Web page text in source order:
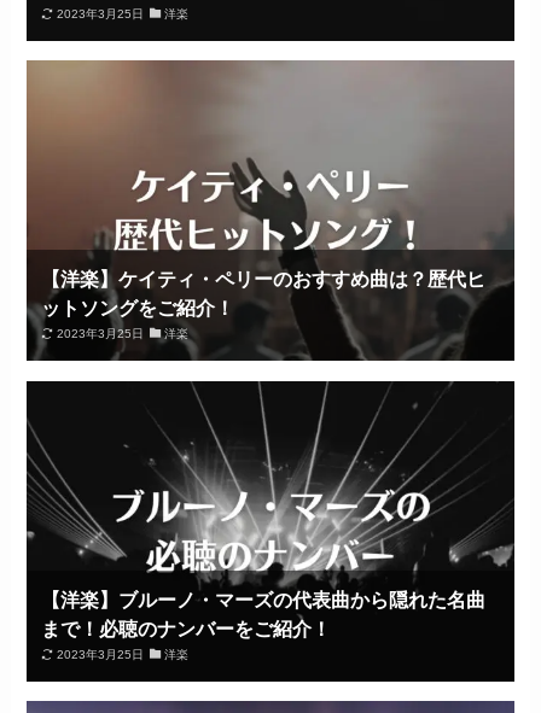
2023年3月25日 洋楽
【洋楽】ケイティ・ペリーのおすすめ曲は？歴代ヒ
ットソングをご紹介！
2023年3月25日 洋楽
【洋楽】ブルーノ・マーズの代表曲から隠れた名曲
まで！必聴のナンバーをご紹介！
2023年3月25日 洋楽